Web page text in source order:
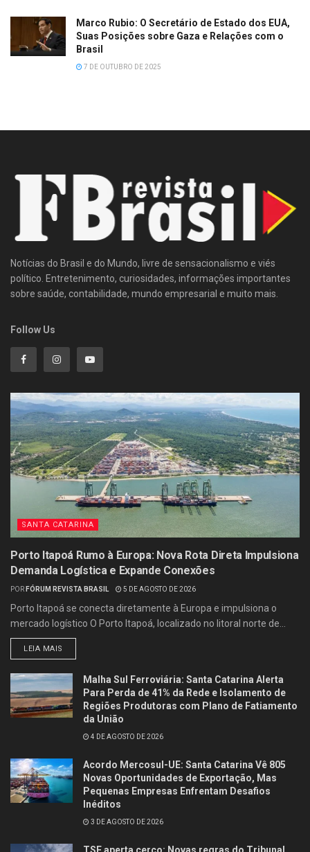
Marco Rubio: O Secretário de Estado dos EUA,
Suas Posições sobre Gaza e Relações com o
Brasil
7 DE OUTUBRO DE 2025
Notícias do Brasil e do Mundo, livre de sensacionalismo e viés
político. Entretenimento, curiosidades, informações importantes
sobre saúde, contabilidade, mundo empresarial e muito mais.
Follow Us
SANTA CATARINA
Porto Itapoá Rumo à Europa: Nova Rota Direta Impulsiona
Demanda Logística e Expande Conexões
POR FÓRUM REVISTA BRASIL 5 DE AGOSTO DE 2026
Porto Itapoá se conecta diretamente à Europa e impulsiona o
mercado logístico O Porto Itapoá, localizado no litoral norte de...
LEIA MAIS
Malha Sul Ferroviária: Santa Catarina Alerta
Para Perda de 41% da Rede e Isolamento de
Regiões Produtoras com Plano de Fatiamento
da União
4 DE AGOSTO DE 2026
Acordo Mercosul-UE: Santa Catarina Vê 805
Novas Oportunidades de Exportação, Mas
Pequenas Empresas Enfrentam Desafios
Inéditos
3 DE AGOSTO DE 2026